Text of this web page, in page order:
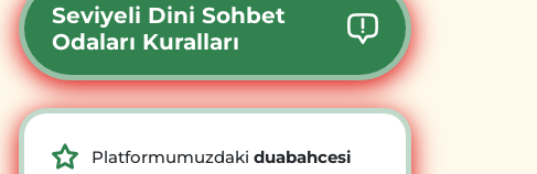
Seviyeli Dini Sohbet
Odaları Kuralları
Platformumuzdaki duabahcesi